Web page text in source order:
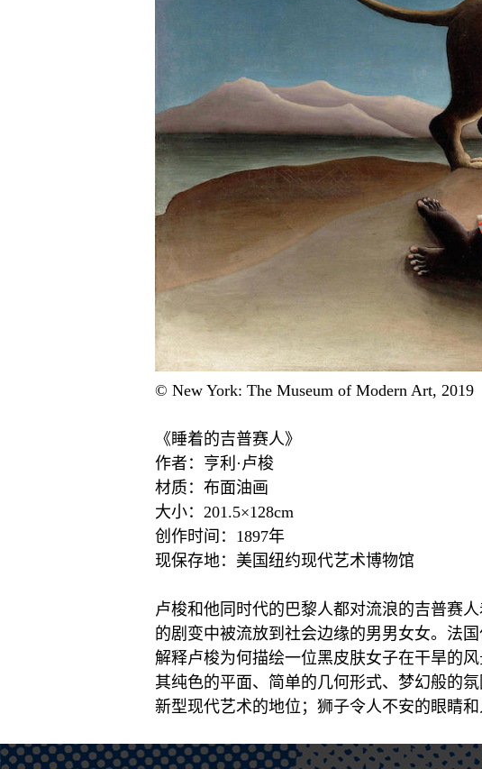
© New York: The Museum of Modern Art, 2019
《睡着的吉普赛人》
作者：亨利·卢梭
材质：布面油画
大小：201.5×128cm
创作时间：1897年
现保存地：美国纽约现代艺术博物馆
卢梭和他同时代的巴黎人都对流浪的吉普赛
的剧变中被流放到社会边缘的男男女女。法
解释卢梭为何描绘一位黑皮肤女子在干旱的
其纯色的平面、简单的几何形式、梦幻般的
新型现代艺术的地位；狮子令人不安的眼睛